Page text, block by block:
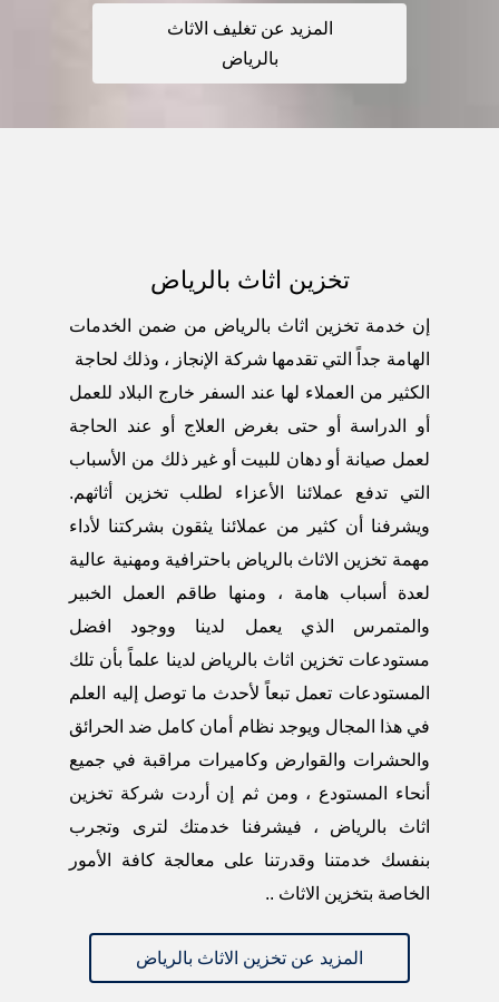
المزيد عن تغليف الاثاث
بالرياض
تخزين اثاث بالرياض
إن خدمةتخزين اثاث بالرياض من ضمن الخدمات
الهامة جداً التي تقدمها شركة الإنجاز ، وذلك لحاجة
الكثير من العملاء لها عند السفر خارج البلاد للعمل
أو الدراسة أو حتى بغرض العلاج أو عند الحاجة
لعمل صيانة أو دهان للبيت أو غير ذلك من الأسباب
التي تدفع عملائنا الأعزاء لطلب تخزين أثاثهم.
ويشرفنا أن كثير من عملائنا يثقون بشركتنا لأداء
مهمة تخزين الاثاث بالرياض باحترافية ومهنية عالية
لعدة أسباب هامة ، ومنها طاقم العمل الخبير
والمتمرس الذي يعمل لدينا ووجود افضل
مستودعات تخزين اثاث بالرياض لدينا علماً بأن تلك
المستودعات تعمل تبعاً لأحدث ما توصل إليه العلم
في هذا المجال ويوجد نظام أمان كامل ضد الحرائق
والحشرات والقوارض وكاميرات مراقبة في جميع
أنحاء المستودع ، ومن ثم إن أردت شركة تخزين
اثاث بالرياض ، فيشرفنا خدمتك لترى وتجرب
بنفسك خدمتنا وقدرتنا على معالجة كافة الأمور
الخاصة بتخزين الاثاث ..
المزيد عن تخزين الاثاث بالرياض